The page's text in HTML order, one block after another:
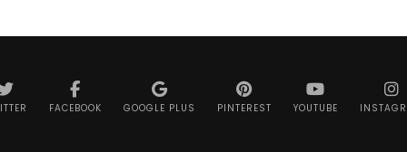
FACEBOOK GOOGLE PLUS PINTEREST YOUTUBE